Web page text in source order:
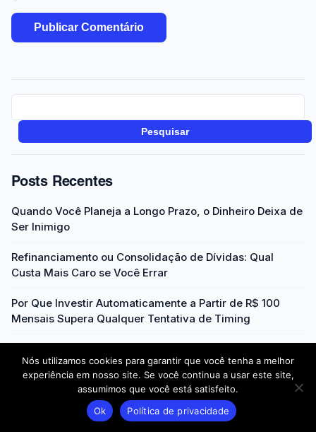
Pesquisar
Posts Recentes
Quando Você Planeja a Longo Prazo, o Dinheiro Deixa de
Ser Inimigo
Refinanciamento ou Consolidação de Dívidas: Qual
Custa Mais Caro se Você Errar
Por Que Investir Automaticamente a Partir de R$ 100
Mensais Supera Qualquer Tentativa de Timing
Realmente Funciona
A Ilusão da Diversificação: Por Que Ter Muitos Ativos
Não Protege Sua Carteira
Nós utilizamos cookies para garantir que você tenha a melhor
experiência em nosso site. Se você continua a usar este site,
assumimos que você está satisfeito.
Ok
Política de privacidade